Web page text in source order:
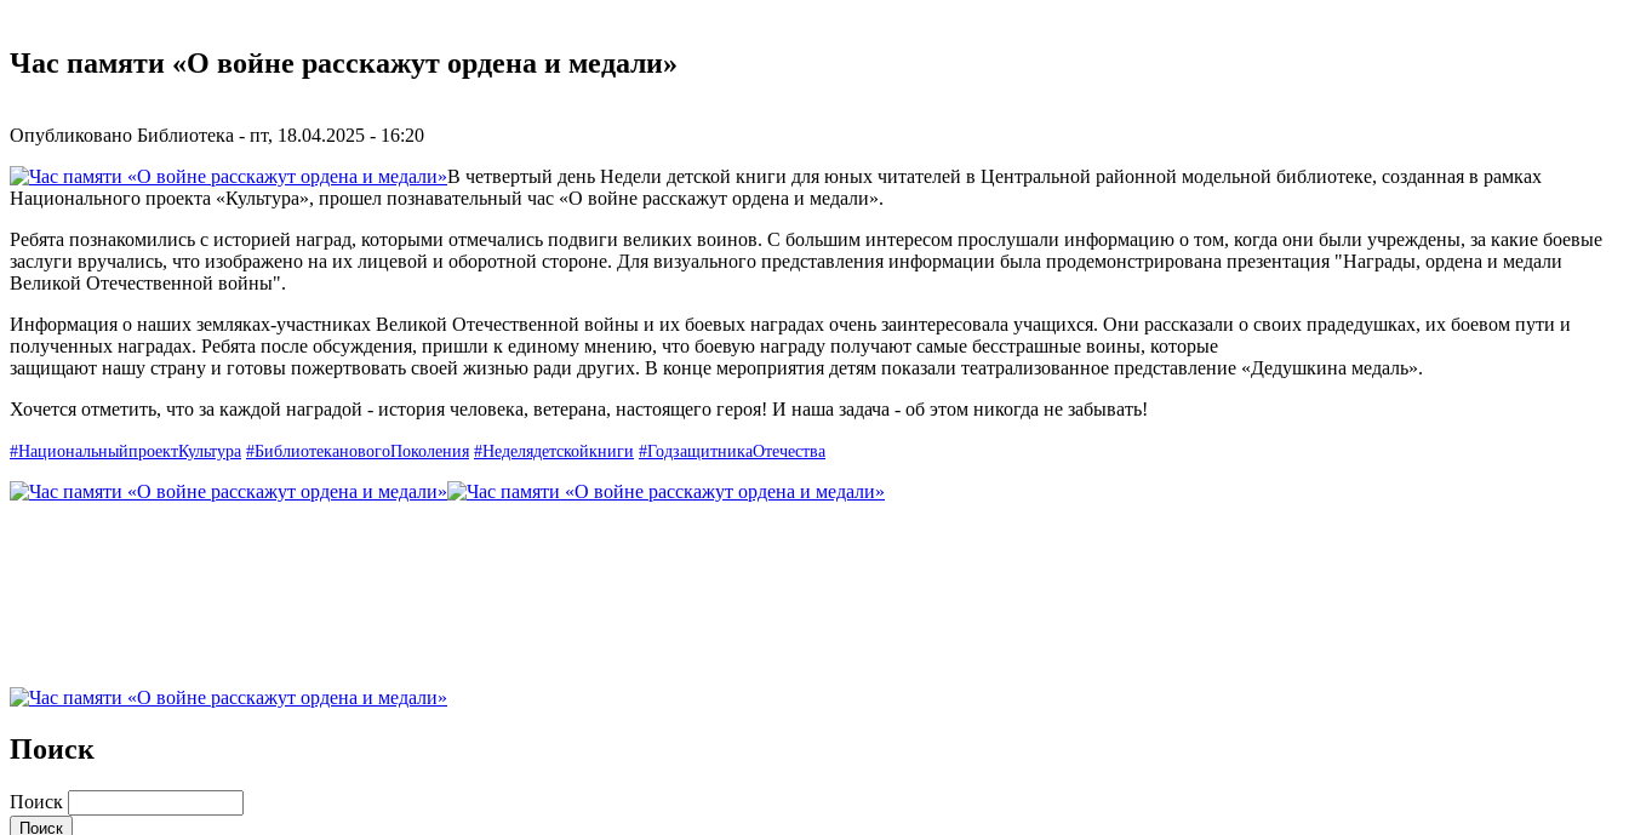
Час памяти «О войне расскажут ордена и медали»
Опубликовано Библиотека - пт, 18.04.2025 - 16:20
В четвертый день Недели детской книги для юных читателей в Центральной районной модельной библиотеке, созданная в рамках
Национального проекта «Культура», прошел познавательный час «О войне расскажут ордена и медали».
Ребята познакомились с историей наград, которыми отмечались подвиги великих воинов. С большим интересом прослушали информацию о том, когда они были учреждены, за какие боевые
заслуги вручались, что изображено на их лицевой и оборотной стороне. Для визуального представления информации была продемонстрирована презентация "Награды, ордена и медали
Великой Отечественной войны".
Информация о наших земляках-участниках Великой Отечественной войны и их боевых наградах очень заинтересовала учащихся. Они рассказали о своих прадедушках, их боевом пути и
полученных наградах. Ребята после обсуждения, пришли к единому мнению, что боевую награду получают самые бесстрашные воины, которые
защищают нашу страну и готовы пожертвовать своей жизнью ради других. В конце мероприятия детям показали театрализованное представление «Дедушкина медаль».
Хочется отметить, что за каждой наградой - история человека, ветерана, настоящего героя! И наша задача - об этом никогда не забывать!
#НациональныйпроектКультура #БиблиотекановогоПоколения #Неделядетскойкниги #ГодзащитникаОтечества
Поиск
Поиск